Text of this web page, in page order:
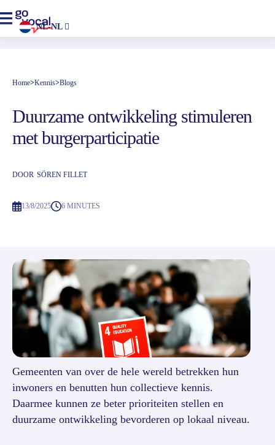
NL-NL
Home>Kennis>Blogs
Duurzame ontwikkeling stimuleren
met burgerparticipatie
DOOR SÖREN FILLET
13/8/2025 6 MINUTES
Gemeenten van over de hele wereld betrekken hun
inwoners en benutten hun collectieve kennis.
Daarmee kunnen ze beter prioriteiten stellen en
duurzame ontwikkeling bevorderen op lokaal niveau.